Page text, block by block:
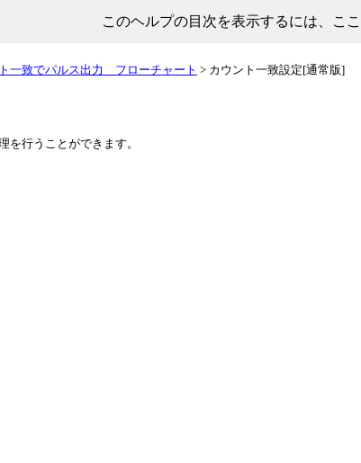
このヘルプの目次を表示するには、こ
一致でパルス出力 フローチャート > カウント一致設定[通常版]
を行うことができます。